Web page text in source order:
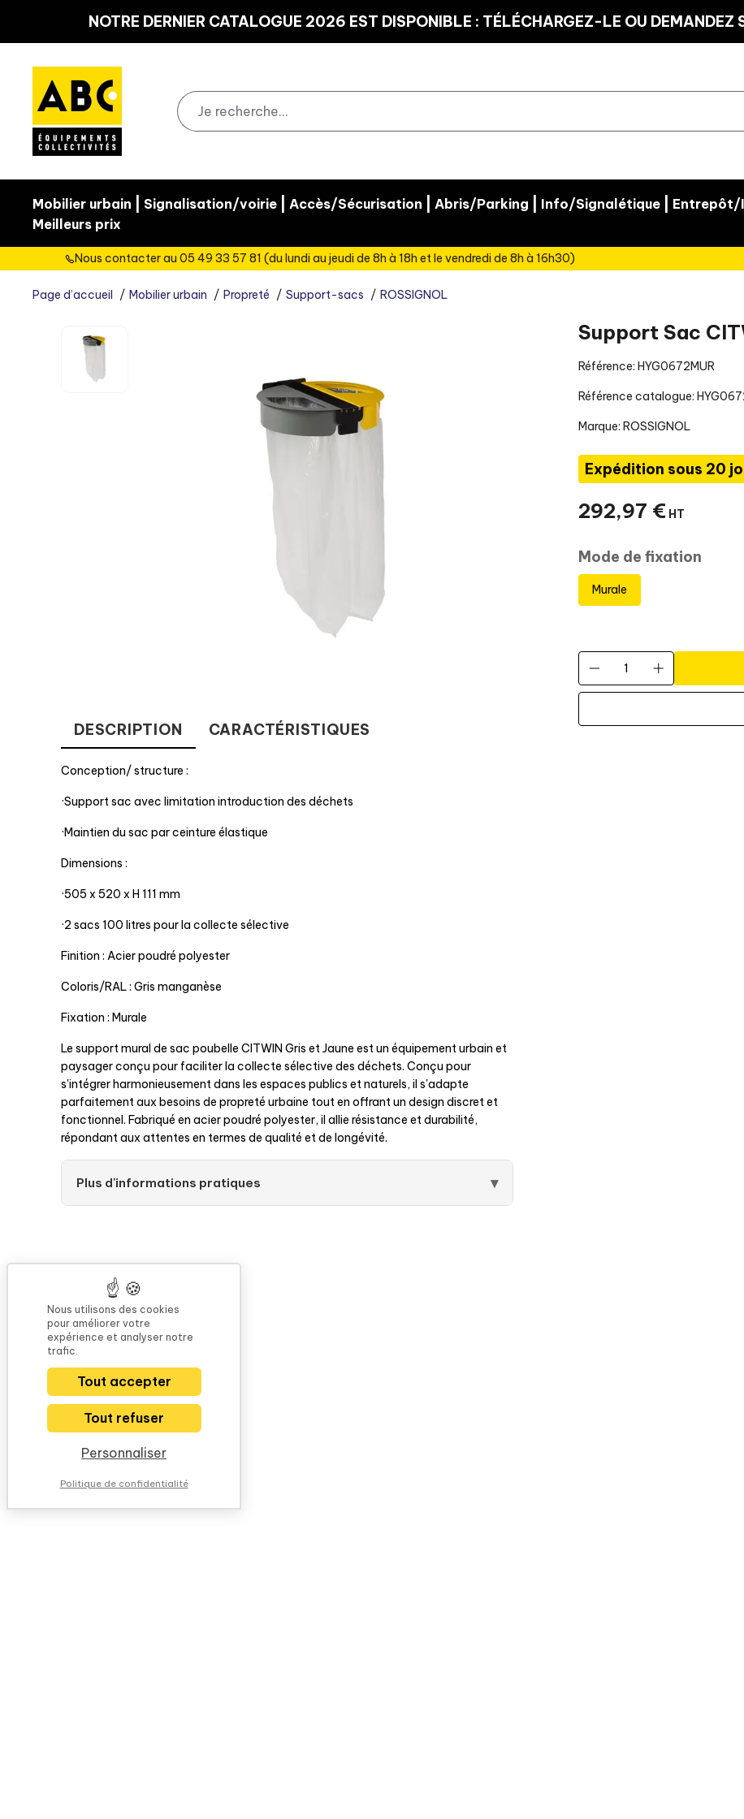
NOTRE DERNIER CATALOGUE 2026 EST DISPONIBLE : TÉLÉCHARGEZ-LE OU DEMANDEZ
Mobilier urbain Signalisation/voirie Accès/Sécurisation Abris/Parking Info/Signalétique Entrepôt/
Meilleurs prix
Nous contacter au 05 49 33 57 81 (du lundi au jeudi de 8h à 18h et le vendredi de 8h à 16h30)
Page d’accueil Mobilier urbain Propreté Support-sacs ROSSIGNOL
DESCRIPTION CARACTÉRISTIQUES
Conception/ structure :
·Support sac avec limitation introduction des déchets
·Maintien du sac par ceinture élastique
Dimensions :
·505 x 520 x H 111 mm
·2 sacs 100 litres pour la collecte sélective
Finition : Acier poudré polyester
Coloris/RAL : Gris manganèse
Fixation : Murale
Le support mural de sac poubelle CITWIN Gris et Jaune est un équipement urbain et
paysager conçu pour faciliter la collecte sélective des déchets. Conçu pour
s'intégrer harmonieusement dans les espaces publics et naturels, il s'adapte
parfaitement aux besoins de propreté urbaine tout en offrant un design discret et
fonctionnel. Fabriqué en acier poudré polyester, il allie résistance et durabilité,
répondant aux attentes en termes de qualité et de longévité.
Plus d'informations pratiques ▾
Support Sac
Référence: HYG0672MUR
Référence catalogue:
Marque: ROSSIGNOL
Expédition sous 20
292,97 € HT
Mode de fixation
Murale
Nous utilisons des cookies
pour améliorer votre
expérience et analyser notre
trafic.
Tout accepter
Tout refuser
Personnaliser
Politique de confidentialité